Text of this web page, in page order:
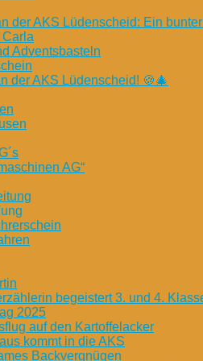
der AKS Lüdenscheid: Ein bunter
Adventsbasteln
der AKS Lüdenscheid! 🍪🎄
AG“
begeistert 3. und 4.
2025
auf den Kartoffelacker
kommt in die AKS
Backvergnügen